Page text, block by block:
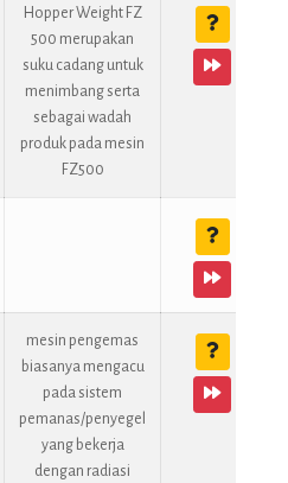
Hopper Weight FZ
500 merupakan
suku cadang untuk
menimbang serta
sebagai wadah
produk pada mesin
FZ500
mesin pengemas
biasanya mengacu
pada sistem
pemanas/penyegel
yang bekerja
dengan radiasi